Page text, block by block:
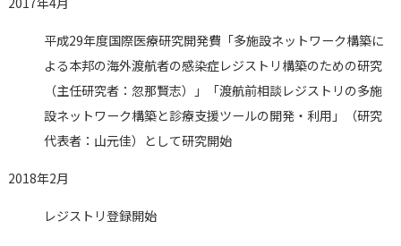
平成29年度国際医療研究開発費「多施設ネットワーク構築に
よる本邦の海外渡航者の感染症レジストリ構築のための研究
（主任研究者：忽那賢志）」「渡航前相談レジストリの多施
設ネットワーク構築と診療支援ツールの開発・利用」（研究
代表者：山元佳）として研究開始
2018年2月
レジストリ登録開始